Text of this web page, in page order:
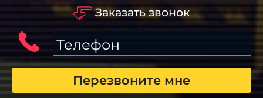
Заказать звонок
Телефон
Перезвоните мне